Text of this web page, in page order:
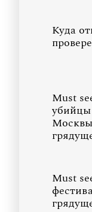
Куда
Must
убийцы
Must